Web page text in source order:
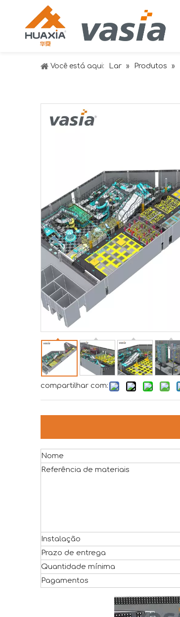
Você está aqui: Lar » Produtos »
compartilhar com:
Nome
Referência de materiais
Instalação
Prazo de entrega
Quantidade mínima
Pagamentos